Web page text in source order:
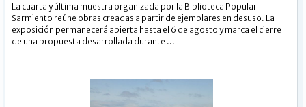
La cuarta y última muestra organizada por la Biblioteca Popular
Sarmiento reúne obras creadas a partir de ejemplares en desuso. La
exposición permanecerá abierta hasta el 6 de agosto y marca el cierre
de una propuesta desarrollada durante ...